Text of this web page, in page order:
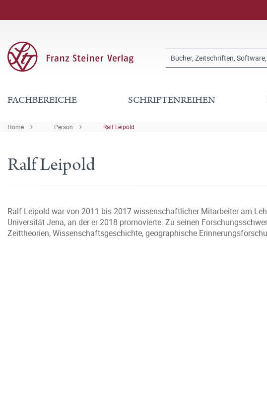
FACHBEREICHE SCHRIFTENREIHEN
Home Person Ralf Leipold
Ralf Leipold
Ralf Leipold war von 2011 bis 2017 wissenschaftlicher Mitarbeiter am
Universität Jena, an der er 2018 promovierte. Zu seinen
Zeittheorien, Wissenschaftsgeschichte, geographische